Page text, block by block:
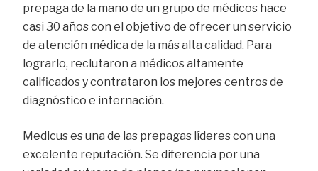
prepaga de la mano de un grupo de médicos hace
casi 30 años con el objetivo de ofrecer un servicio
de atención médica de la más alta calidad. Para
lograrlo, reclutaron a médicos altamente
calificados y contrataron los mejores centros de
diagnóstico e internación.
Medicus es una de las prepagas líderes con una
excelente reputación. Se diferencia por una